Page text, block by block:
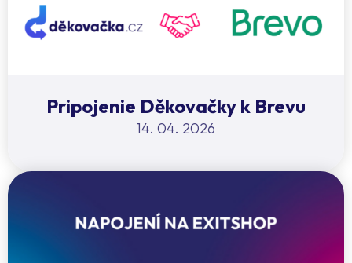
Pripojenie Děkovačky k Brevu
14. 04. 2026